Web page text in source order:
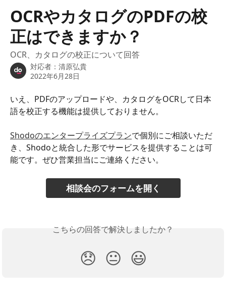
OCRやカタログのPDFの校
正はできますか？
OCR、カタログの校正について回答
対応者： 清原弘貴
2022年6月28日
いえ、PDFのアップロードや、カタログをOCRして日本
語を校正する機能は提供しておりません。
Shodoのエンタープライズプランで個別にご相談いただ
き、Shodoと統合した形でサービスを提供することは可
能です。ぜひ営業担当にご連絡ください。
相談会のフォームを開く
こちらの回答で解決しましたか？
😞 😐 😃